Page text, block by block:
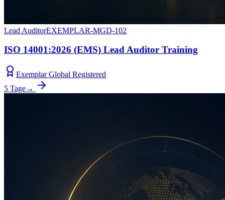
Lead AuditorEXEMPLAR-MGD-102
ISO 14001:2026 (EMS) Lead Auditor Training
Exemplar Global Registered
5 Tage→